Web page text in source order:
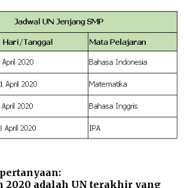
2020 adalah UN terakhir yang